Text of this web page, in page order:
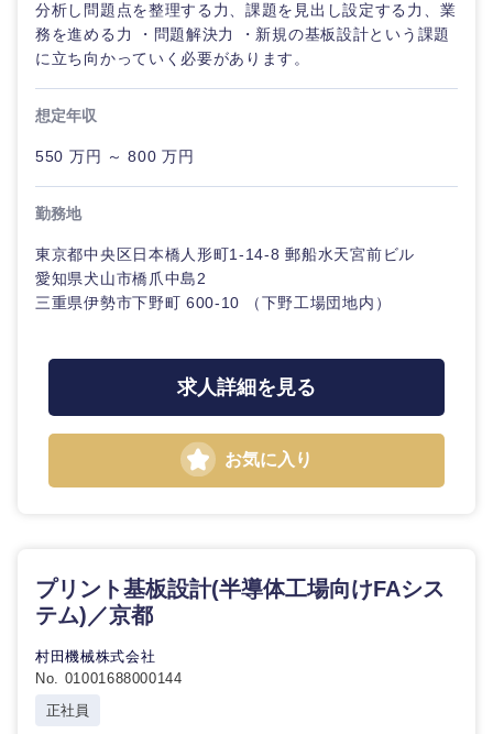
鳥取県 島根県
広島県
香川県 愛媛県
高知県
分析し問題点を整理する力、課題を見出し設定する力、業
務を進める力 ・問題解決力 ・新規の基板設計という課題
に立ち向かっていく必要があります。
想定年収
550 万円 ～ 800 万円
勤務地
東京都中央区日本橋人形町1-14-8 郵船水天宮前ビル
愛知県犬山市橋爪中島2
三重県伊勢市下野町 600-10 （下野工場団地内）
求人詳細を見る
お気に入り
プリント基板設計(半導体工場向けFAシス
テム)／京都
村田機械株式会社
No. 01001688000144
正社員